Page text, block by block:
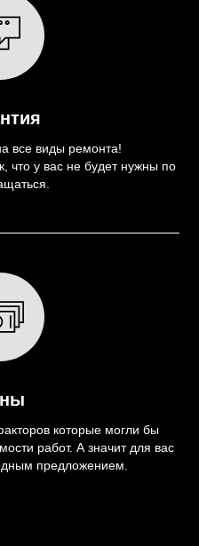
все виды ремонта!
что у вас не будет нужны по
которые могли бы
работ. А значит для вас
предложением.